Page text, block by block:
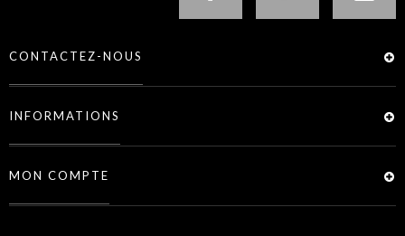
CONTACTEZ-NOUS
INFORMATIONS
MON COMPTE